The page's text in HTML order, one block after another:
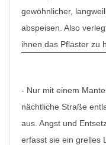
gewöhnlicher,
abspeisen. Also
ihnen das Pflaster zu
- Nur mit einem
nächtliche Straße
aus. Angst und
erfasst sie ein grelles